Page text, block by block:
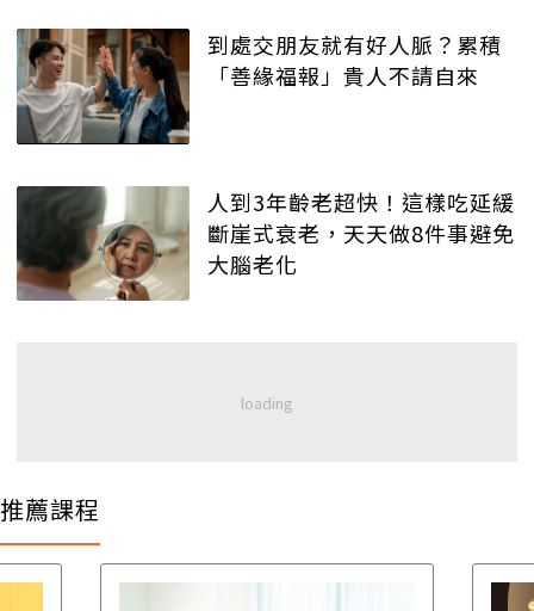
到處交朋友就有好人脈？累積
「善緣福報」貴人不請自來
人到3年齡老超快！這樣吃延緩
斷崖式衰老，天天做8件事避免
大腦老化
推薦課程